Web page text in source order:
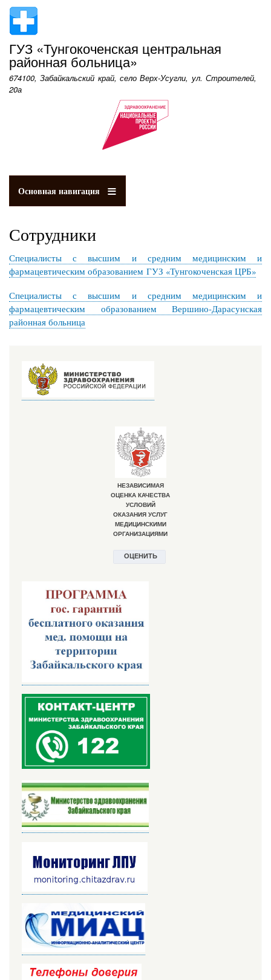
содержанию
ГУЗ «Тунгокоченская центральная
районная больница»
674100, Забайкальский край, село Верх-Усугли, ул. Строителей,
20а
Основная навигация
Сотрудники
Специалисты с высшим и средним медицинским и
фармацевтическим образованием ГУЗ «Тунгокоченская ЦРБ»
Специалисты с высшим и средним медицинским и
фармацевтическим образованием Вершино-Дарасунская
районная больница